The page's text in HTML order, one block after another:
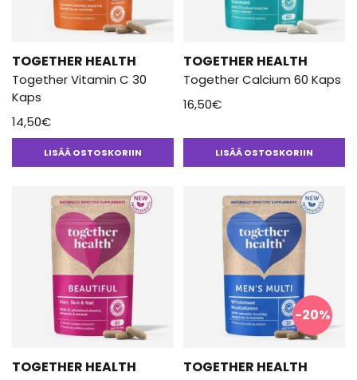
TOGETHER HEALTH
Together Vitamin C 30
Kaps
14,50€
LISÄÄ OSTOSKORIIN
TOGETHER HEALTH
Together Calcium 60 Kaps
16,50€
LISÄÄ OSTOSKORIIN
TOGETHER HEALTH
-20%
TOGETHER HEALTH